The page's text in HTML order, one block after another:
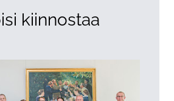
kiinnostaa